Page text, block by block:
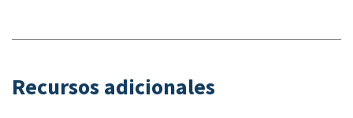
Recursos adicionales